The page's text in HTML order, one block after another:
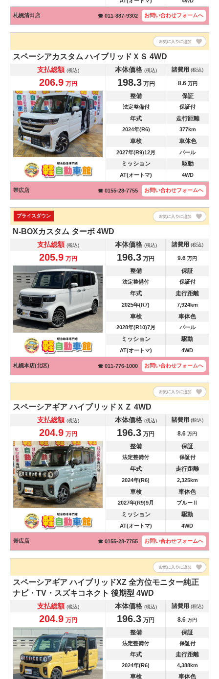
札幌清田店 ☎ 011-887-9302 お問い合わせフォームへ
スペーシアカスタムハイブリッドＸＳ 4WD
支払総額 (税込) 本体価格 (税込) 諸費用 (税込)
206.9 万円 198.3万円 8.6万円
整備 保証
法定整備付 保証付
年式 走行距離
2024年(R6) 377km
車検 車体色
2027年(R9)12月 パール
ミッション 駆動
AT(オートマ) 4WD
帯広店 ☎ 0155-28-7755 お問い合わせフォームへ
プライスダウン
N-BOXカスタム ターボ 4WD
支払総額 (税込) 本体価格 (税込) 諸費用 (税込)
205.9 万円 196.3 万円 9.6 万円
整備 保証
法定整備付 保証付
年式 走行距離
2025年(R7) 7,924km
車検 車体色
2028年(R10)7月 パール
ミッション 駆動
AT(オートマ) 4WD
札幌本店(北区) ☎ 011-776-1000 お問い合わせフォームへ
スペーシアギアハイブリッドＸＺ 4WD
支払総額 (税込) 本体価格 (税込) 諸費用 (税込)
204.9 万円 196.3 万円 8.6 万円
整備 保証
法定整備付 保証付
年式 走行距離
2024年(R6) 2,325km
車検 車体色
2027年(R9)9月 ブルーⅡ
ミッション 駆動
AT(オートマ) 4WD
帯広店 ☎ 0155-28-7755 お問い合わせフォームへ
スペーシアギアハイブリッドXZ 全方位モニター純正
ナビ・TV・スズキコネクト 後期型 4WD
支払総額 (税込) 本体価格 (税込) 諸費用 (税込)
204.9 万円 196.3 万円 8.6 万円
整備 保証
法定整備付 保証付
年式 走行距離
2024年(R6) 4,388km
車検 車体色